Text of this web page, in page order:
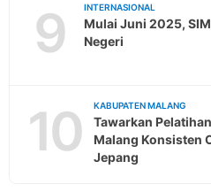
9 INTERNASIONAL
Mulai Juni 2025,
Negeri
10 KABUPATEN MALANG
Tawarkan
Malang Konsisten
Jepang